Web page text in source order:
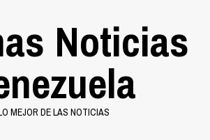
Noticias
MEJOR DE LAS NOTICIAS